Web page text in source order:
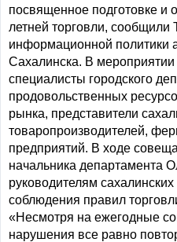
посвященное подготовке и
летней торговли,
информационной
Сахалинска. В мероприятии
специалисты городского
продовольственных
рынка, представители
товаропроизводителей,
предприятий. В ходе
начальника департамента
руководителям
соблюдения правил
«Несмотря на ежегодные
нарушения все равно